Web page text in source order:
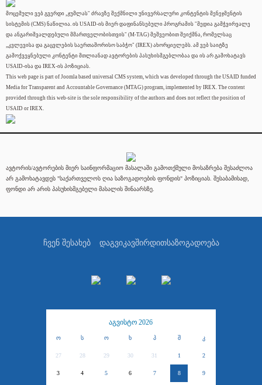
მოცემული ვებ გვერდი „ჯუმლას" ძრავზე შექმნილი უნივერსალური კონტენტის მენეჯმენტის
სისტემის (CMS) ნაწილია. ის USAID-ის მიერ დაფინანსებული პროგრამის "მედია გამჭვირვალე
და ანგარიშვალდებული მმართველობისთვის" (M-TAG) მეშვეობით შეიქმნა, რომელსაც
„კვლევისა და გაცვლების საერთაშორისო საბჭო" (IREX) ახორციელებს. ამ ვებ საიტზე
გამოქვეყნებული კონტენტი მთლიანად ავტორების პასუხისმგებლობაა და ის არ გამოხატავს
USAID-ისა და IREX-ის პოზიციას.
This web page is part of Joomla based universal CMS system, which was developed through the USAID funded
Media for Transparent and Accountable Governance (MTAG) program, implemented by IREX. The content
provided through this web-site is the sole responsibility of the authors and does not reflect the position of
USAID or IREX.
ავტორის/ავტორების მიერ საინფორმაციო მასალაში გამოთქმული მოსაზრება შესაძლოა
არ გამოხატავდეს "საქართველოს ღია საზოგადოების ფონდის" პოზიციას. შესაბამისად,
ფონდი არ არის პასუხისმგებელი მასალის შინაარსზე.
ჩვენ შესახებ დაგვიკავშირდითსაზოგადოება
აგვისტო 2026
ო ს ო ხ პ შ კ
27 28 29 30 31 1 2
3 4 5 6 7 8 9